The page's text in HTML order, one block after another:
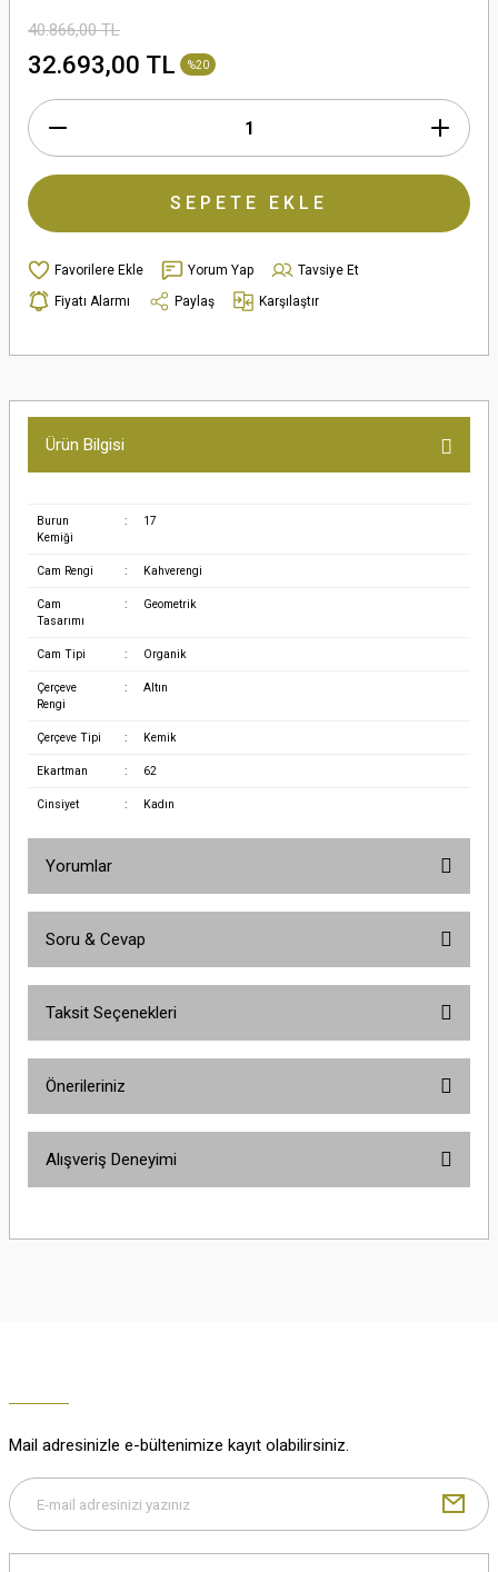
40.866,00 TL
32.693,00 TL %20
SEPETE EKLE
Yorum Yap
Tavsiye Et
Fiyatı Alarmı
Paylaş Karşılaştır
Ürün Bilgisi
Burun
Kemiği
: 17
Cam Rengi : Kahverengi
Cam
Tasarımı
: Geometrik
Cam Tipi : Organik
Çerçeve
Rengi
: Altın
Çerçeve Tipi : Kemik
Ekartman : 62
Cinsiyet : Kadın
Yorumlar
Soru & Cevap
Taksit Seçenekleri
Önerileriniz
yetersiz gördüğünüz noktaları öneri formunu kullanarak tarafımıza
Gönder
Alışveriş Deneyimi
M... K... | 29/12/2025
Mail adresinizle e-bültenimize kayıt olabilirsiniz.